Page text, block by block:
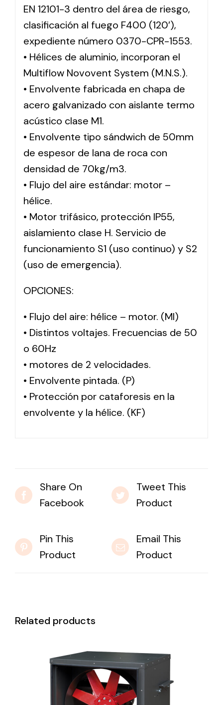
EN 12101-3 dentro del área de riesgo,
clasificación al fuego F400 (120′),
expediente número 0370-CPR-1553.
• Hélices de aluminio, incorporan el
Multiflow Novovent System (M.N.S.).
• Envolvente fabricada en chapa de
acero galvanizado con aislante termo
acústico clase M1.
• Envolvente tipo sándwich de 50mm
de espesor de lana de roca con
densidad de 70kg/m3.
• Flujo del aire estándar: motor –
hélice.
• Motor trifásico, protección IP55,
aislamiento clase H. Servicio de
funcionamiento S1 (uso continuo) y S2
(uso de emergencia).
OPCIONES:
• Flujo del aire: hélice – motor. (MI)
• Distintos voltajes. Frecuencias de 50
o 60Hz
• motores de 2 velocidades.
• Envolvente pintada. (P)
• Protección por cataforesis en la
envolvente y la hélice. (KF)
Share On
Facebook
Tweet This
Product
Pin This
Product
Email This
Product
Related products